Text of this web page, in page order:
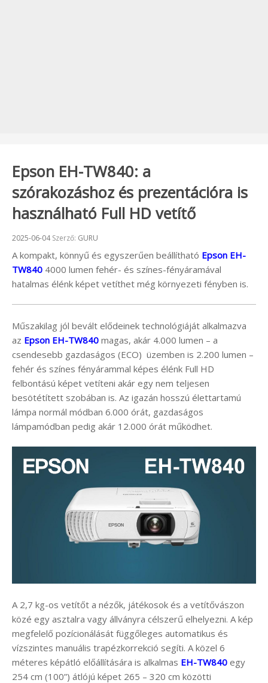
Epson EH-TW840: a
szórakozáshoz és prezentációra is
használható Full HD vetítő
Beküldve:
2025-06-04Szerző: GURU
A kompakt, könnyű és egyszerűen beállítható Epson EH-
TW840 4000 lumen fehér- és színes-fényáramával
hatalmas élénk képet vetíthet még környezeti fényben is.
Műszakilag jól bevált elődeinek technológiáját alkalmazva
az Epson EH-TW840 magas, akár 4.000 lumen – a
csendesebb gazdaságos (ECO) üzemben is 2.200 lumen –
fehér és színes fényárammal képes élénk Full HD
felbontású képet vetíteni akár egy nem teljesen
besötétített szobában is. Az igazán hosszú élettartamú
lámpa normál módban 6.000 órát, gazdaságos
lámpamódban pedig akár 12.000 órát működhet.
A 2,7 kg-os vetítőt a nézők, játékosok és a vetítővászon
közé egy asztalra vagy állványra célszerű elhelyezni. A kép
megfelelő pozícionálását függőleges automatikus és
vízszintes manuális trapézkorrekció segíti. A közel 6
méteres képátló előállítására is alkalmas EH-TW840 egy
254 cm (100”) átlójú képet 265 – 320 cm közötti